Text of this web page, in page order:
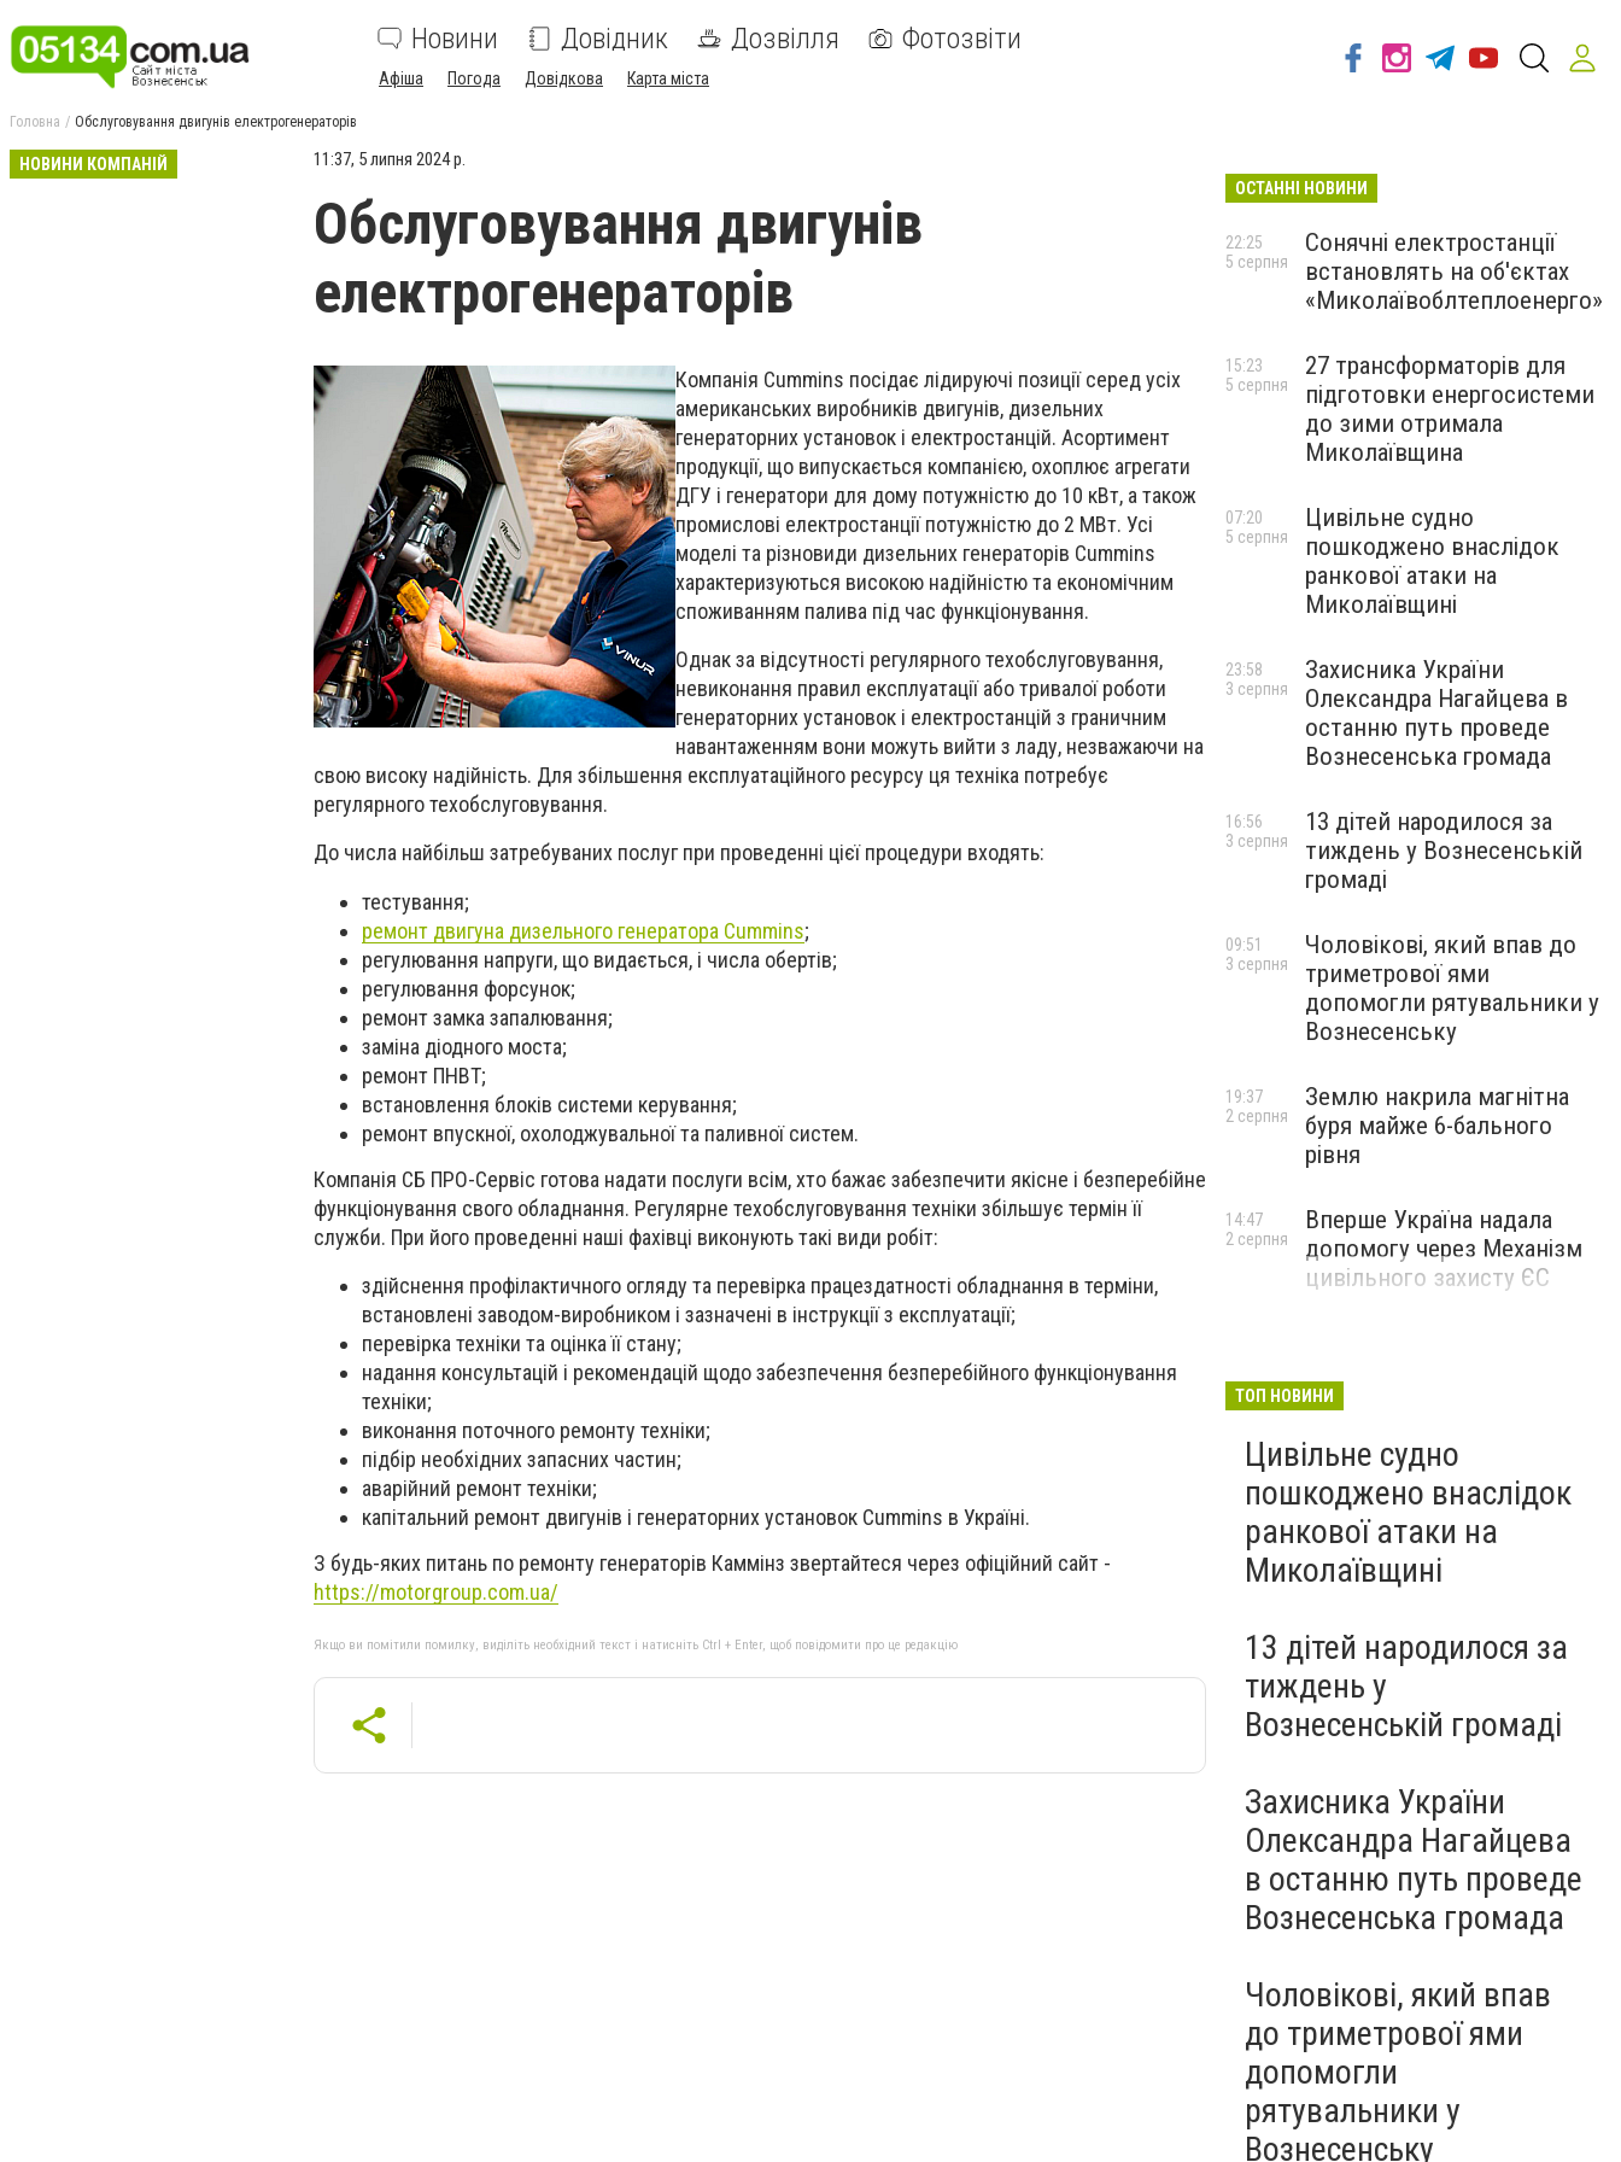
Новини Довідник Дозвілля Фотозвіти
Афіша Погода Довідкова Карта міста
Головна Обслуговування двигунів електрогенераторів
НОВИНИ КОМПАНІЙ 11:37, 5 липня 2024 р.
Обслуговування двигунів
електрогенераторів
Компанія Cummins посідає лідируючі позиції серед усіх
американських виробників двигунів, дизельних
генераторних установок і електростанцій. Асортимент
продукції, що випускається компанією, охоплює агрегати
ДГУ і генератори для дому потужністю до 10 кВт, а також
промислові електростанції потужністю до 2 МВт. Усі
моделі та різновиди дизельних генераторів Cummins
характеризуються високою надійністю та економічним
споживанням палива під час функціонування.
Однак за відсутності регулярного техобслуговування,
невиконання правил експлуатації або тривалої роботи
генераторних установок і електростанцій з граничним
навантаженням вони можуть вийти з ладу, незважаючи на
свою високу надійність. Для збільшення експлуатаційного ресурсу ця техніка потребує
регулярного техобслуговування.
До числа найбільш затребуваних послуг при проведенні цієї процедури входять:
тестування;
ремонт двигуна дизельного генератора Cummins;
регулювання напруги, що видається, і числа обертів;
регулювання форсунок;
ремонт замка запалювання;
заміна діодного моста;
ремонт ПНВТ;
встановлення блоків системи керування;
ремонт впускної, охолоджувальної та паливної систем.
Компанія СБ ПРО-Сервіс готова надати послуги всім, хто бажає забезпечити якісне і безперебійне
функціонування свого обладнання. Регулярне техобслуговування техніки збільшує термін її
служби. При його проведенні наші фахівці виконують такі види робіт:
здійснення профілактичного огляду та перевірка працездатності обладнання в терміни,
встановлені заводом-виробником і зазначені в інструкції з експлуатації;
перевірка техніки та оцінка її стану;
надання консультацій і рекомендацій щодо забезпечення безперебійного функціонування
техніки;
виконання поточного ремонту техніки;
підбір необхідних запасних частин;
аварійний ремонт техніки;
капітальний ремонт двигунів і генераторних установок Cummins в Україні.
З будь-яких питань по ремонту генераторів Каммінз звертайтеся через офіційний сайт -
https://motorgroup.com.ua/
Якщо ви помітили помилку, виділіть необхідний текст і натисніть Ctrl + Enter, щоб повідомити про це редакцію
ОСТАННІ НОВИНИ
Сонячні електростанції
встановлять на об'єктах
«Миколаївоблтеплоенерго»
22:25
5 серпня
27 трансформаторів для
підготовки енергосистеми
до зими отримала
Миколаївщина
15:23
5 серпня
Цивільне судно
пошкоджено внаслідок
ранкової атаки на
Миколаївщині
07:20
5 серпня
Захисника України
Олександра Нагайцева в
останню путь проведе
Вознесенська громада
23:58
3 серпня
13 дітей народилося за
тиждень у Вознесенській
громаді
16:56
3 серпня
Чоловікові, який впав до
триметрової ями
допомогли рятувальники у
Вознесенську
09:51
3 серпня
Землю накрила магнітна
буря майже 6-бального
рівня
19:37
2 серпня
Вперше Україна надала
допомогу через Механізм
цивільного захисту ЄС
14:47
2 серпня
ТОП НОВИНИ
Цивільне судно
пошкоджено внаслідок
ранкової атаки на
Миколаївщині
13 дітей народилося за
тиждень у
Вознесенській громаді
Захисника України
Олександра Нагайцева
в останню путь проведе
Вознесенська громада
Чоловікові, який впав
до триметрової ями
допомогли
рятувальники у
Вознесенську